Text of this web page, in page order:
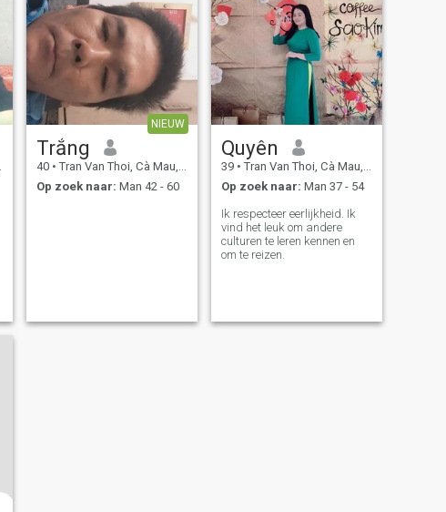
NIEUW
Trắng
40 • Tran Van Thoi, Cà Mau, Vietnam
Op zoek naar: Man 42 - 60
Quyên
39 • Tran Van Thoi, Cà Mau, Vietnam
Op zoek naar: Man 37 - 54
Ik respecteer eerlijkheid. Ik
vind het leuk om andere
culturen te leren kennen en
om te reizen.